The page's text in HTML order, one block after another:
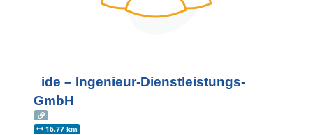
_ide – Ingenieur-Dienstleistungs-
GmbH
16.77 km